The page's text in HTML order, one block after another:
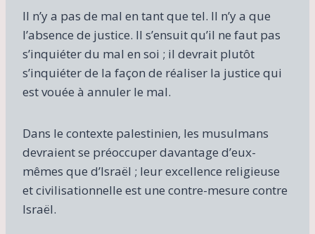
Il n’y a pas de mal en tant que tel. Il n’y a que
l’absence de justice. Il s’ensuit qu’il ne faut pas
s’inquiéter du mal en soi ; il devrait plutôt
s’inquiéter de la façon de réaliser la justice qui
est vouée à annuler le mal.
Dans le contexte palestinien, les musulmans
devraient se préoccuper davantage d’eux-
mêmes que d’Israël ; leur excellence religieuse
et civilisationnelle est une contre-mesure contre
Israël.